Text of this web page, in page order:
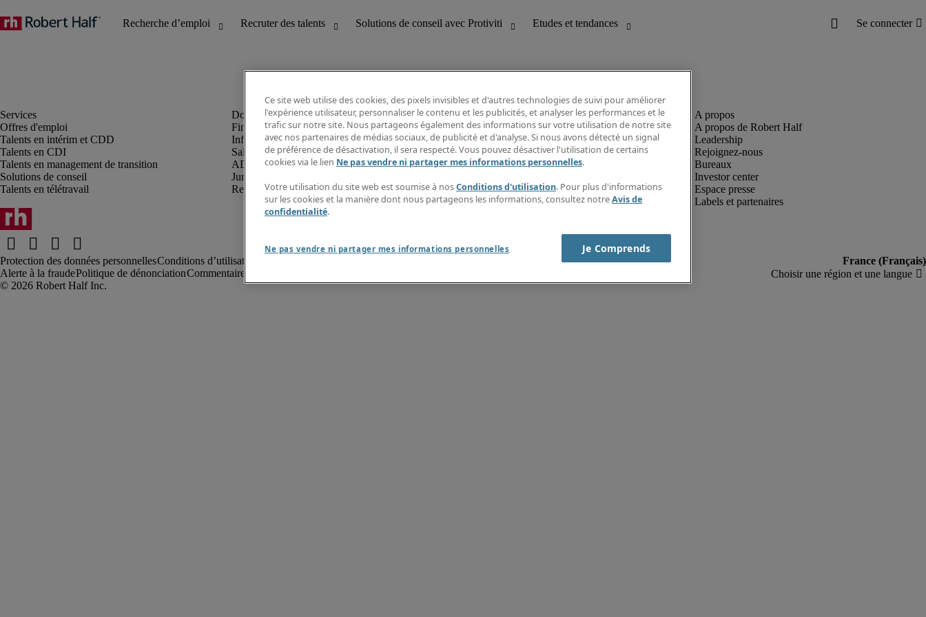
Offres d'emploi
Talents en intérim et CDD
Talents en CDI
Talents en management de transition
Solutions de conseil
Talents en télétravail
Finance et comptabilité
Informatique et IT
Sales et marketing
ADV, supply et performance client
Juridique et fiscal
Ressources humaines et paie
Etudes et tendances
Fiches métiers
Guide des salaires
Informations intérimaires
S'abonner à la newsletter
Créer une alerte emploi
A propos de Robert Half
Leadership
Rejoignez-nous
Bureaux
Investor center
Espace presse
Labels et partenaires
Protection des données personnellesConditions d’utilisation
Alerte à la fraudePolitique de dénonciationCommentaires au webmaster
Ce site web utilise des cookies, des pixels invisibles et d'autres technologies de suivi pour améliorer
l'expérience utilisateur, personnaliser le contenu et les publicités, et analyser les performances et le
trafic sur notre site. Nous partageons également des informations sur votre utilisation de notre site
avec nos partenaires de médias sociaux, de publicité et d'analyse. Si nous avons détecté un signal
de préférence de désactivation, il sera respecté. Vous pouvez désactiver l'utilisation de certains
cookies via le lien Ne pas vendre ni partager mes informations personnelles.
Votre utilisation du site web est soumise à nosConditions d'utilisation. Pour plus d'informations
sur les cookies et la manière dont nous partageons les informations, consultez notreAvis de
confidentialité.
Ne pas vendre ni partager mes informations personnelles Je Comprends